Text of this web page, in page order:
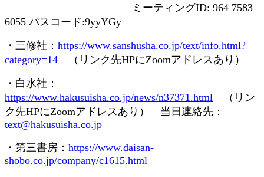
ミーティングID: 964 7583
6055 パスコード:9yyYGy
・三修社： https://www.sanshusha.co.jp/text/info.html?
category=14 （リンク先HPにZoomアドレスあり）
・白水社：
https://www.hakusuisha.co.jp/news/n37371.html （リン
ク先HPにZoomアドレスあり） 当日連絡先：
text@hakusuisha.co.jp
・第三書房： https://www.daisan-
shobo.co.jp/company/c1615.html